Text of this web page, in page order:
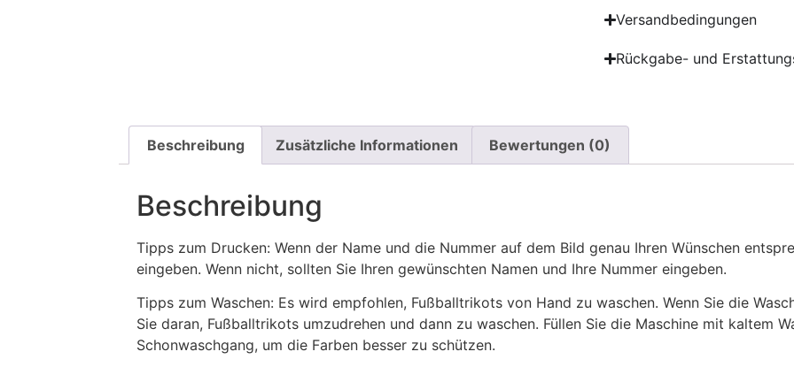
Versandbedingungen
Rückgabe- und
Beschreibung Zusätzliche Informationen Bewertungen (0)
Beschreibung
Tipps zum Drucken: Wenn der Name und die Nummer auf dem Bild genau Ihren Wünschen
eingeben. Wenn nicht, sollten Sie Ihren gewünschten Namen und Ihre Nummer eingeben.
Tipps zum Waschen: Es wird empfohlen, Fußballtrikots von Hand zu waschen. Wenn Sie die
Sie daran, Fußballtrikots umzudrehen und dann zu waschen. Füllen Sie die Maschine mit kaltem
Schonwaschgang, um die Farben besser zu schützen.